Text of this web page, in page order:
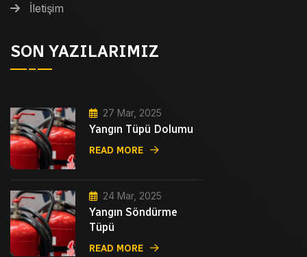
İletişim
SON YAZILARIMIZ
27 Mar, 2025
Yangın Tüpü Dolumu
READ MORE
24 Mar, 2025
Yangın Söndürme
Tüpü
READ MORE